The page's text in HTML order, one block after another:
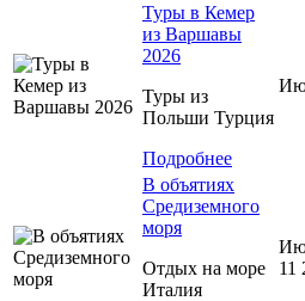
Туры в Кемер
из Варшавы
2026
Туры из
Польши Турция
Подробнее
В объятиях
Средиземного
моря
Отдых на море
Италия
11